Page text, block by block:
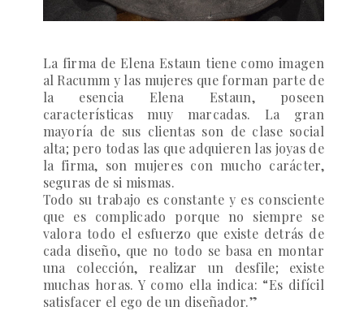
La firma de Elena Estaun tiene como imagen
al Racumm y las mujeres que forman parte de
la esencia Elena Estaun, poseen
características muy marcadas. La gran
mayoría de sus clientas son de clase social
alta; pero todas las que adquieren las joyas de
la firma, son mujeres con mucho carácter,
seguras de si mismas.
Todo su trabajo es constante y es consciente
que es complicado porque no siempre se
valora todo el esfuerzo que existe detrás de
cada diseño, que no todo se basa en montar
una colección, realizar un desfile; existe
muchas horas. Y como ella indica: “Es difícil
satisfacer el ego de un diseñador.”